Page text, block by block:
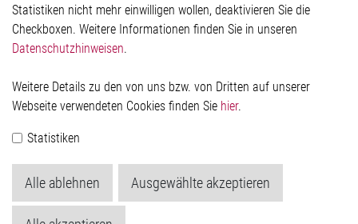
Elmos Semiconductor SE
Werkstättenstraße 18
Telefon: +49 (0) 2171 / 40 183-0
Handelsregister:
Köln HRB 123561
Statistiken nicht mehr einwilligen wollen, deaktivieren Sie die
Checkboxen. Weitere Informationen finden Sie in unseren
Datenschutzhinweisen.
Weitere Details zu den von uns bzw. von Dritten auf unserer
Webseite verwendeten Cookies finden Sie hier.
Statistiken
Alle ablehnen Ausgewählte akzeptieren